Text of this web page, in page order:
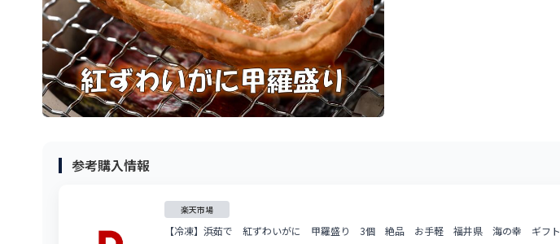
参考購入情報
楽天市場
【冷凍】浜茹で 紅ずわいがに 甲羅盛り 3個 絶品 お手軽 福井県 海の幸 ギフト